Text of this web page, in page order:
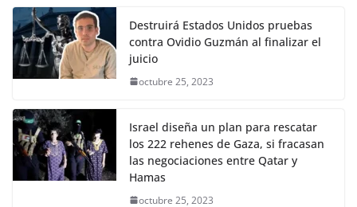
Destruirá Estados Unidos pruebas
contra Ovidio Guzmán al finalizar el
juicio
octubre 25, 2023
Israel diseña un plan para rescatar
los 222 rehenes de Gaza, si fracasan
las negociaciones entre Qatar y
Hamas
octubre 25, 2023